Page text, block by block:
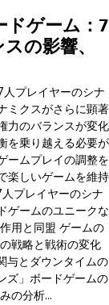
ドゲーム：7
の影響、
人プレイヤーのシナ
ミクスがさらに顕著
力のバランスが変化
を乗り越える必要が
ームプレイの調整を
楽しいゲームを維持
プレイヤーのシナ
ゲームのユニークな
用と同盟 ゲームの
戦略と戦術の変化
与とダウンタイムの
ズ」ボードゲームの
の分析…